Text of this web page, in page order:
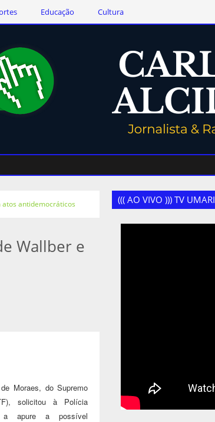
Educação Cultura
atos antidemocráticos
Wallber e
Moraes, do Supremo
solicitou à Polícia
apure a possível
((( AO VIVO ))) TV UMARI